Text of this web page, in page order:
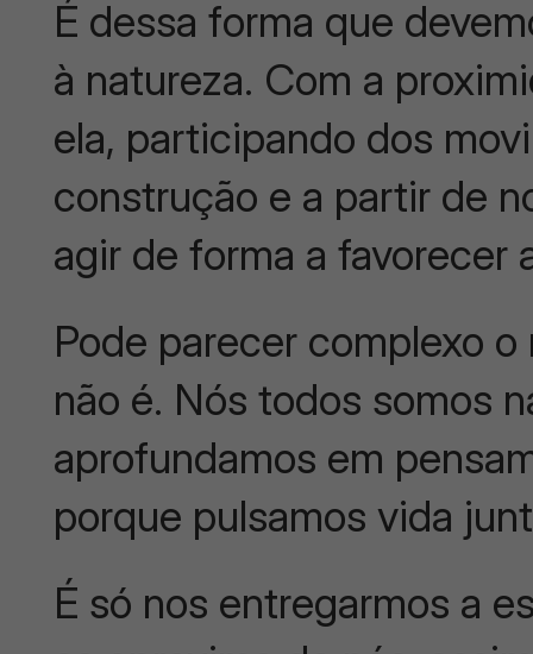
É dessa forma que
à natureza. Com a
ela, participando dos
construção e a partir de
agir de forma a favorecer
Pode parecer complexo
não é. Nós todos somos
aprofundamos em
porque pulsamos vida
É só nos entregarmos a